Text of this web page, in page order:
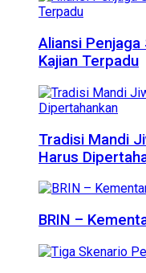
Aliansi
Kajian Terpadu
Tradisi Mandi
Harus
BRIN –